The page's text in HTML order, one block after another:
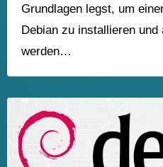
Grundlagen legst, um
Debian zu installieren
werden…